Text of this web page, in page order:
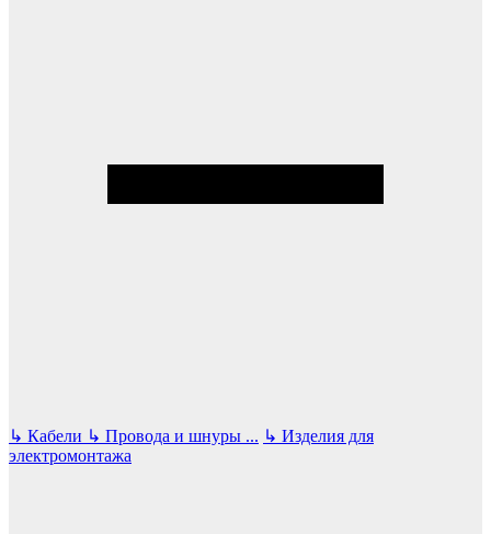
↳ Кабели ↳ Провода и шнуры ... ↳ Изделия для
электромонтажа